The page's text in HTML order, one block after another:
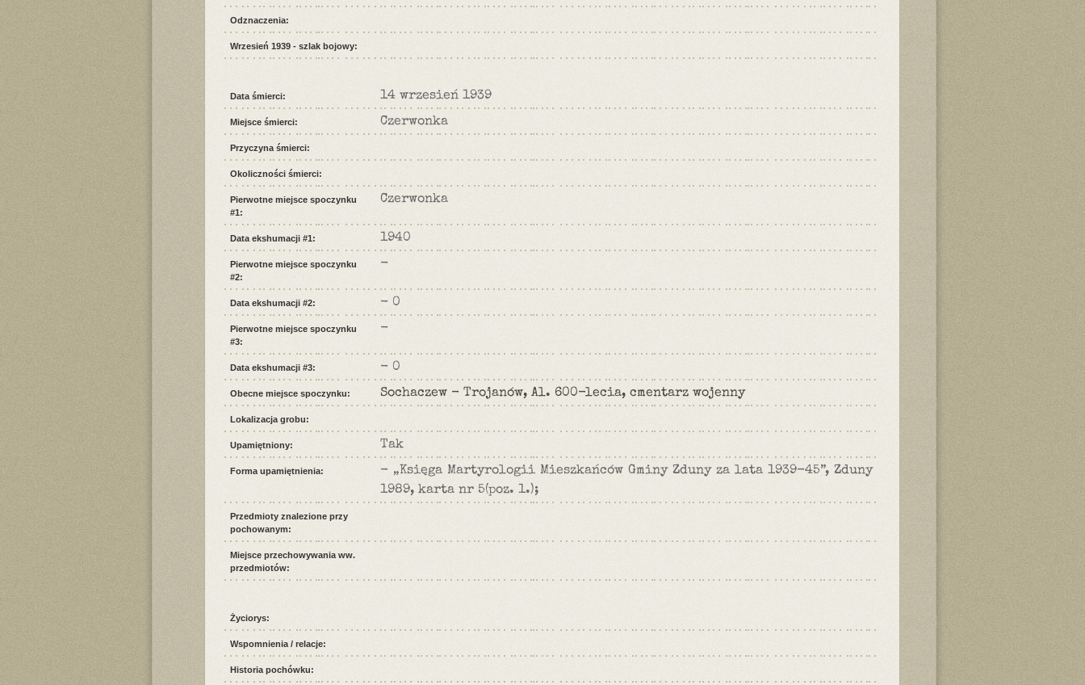
Odznaczenia:
Wrzesień 1939 - szlak bojowy:
Data śmierci: 14 wrzesień 1939
Miejsce śmierci: Czerwonka
Przyczyna śmierci:
Okoliczności śmierci:
Pierwotne miejsce spoczynku
#1:
Czerwonka
Data ekshumacji #1: 1940
Pierwotne miejsce spoczynku
#2:
-
Data ekshumacji #2: - 0
Pierwotne miejsce spoczynku
#3:
-
Data ekshumacji #3: - 0
Obecne miejsce spoczynku: Sochaczew - Trojanów, Al. 600-lecia, cmentarz wojenny
Lokalizacja grobu:
Upamiętniony: Tak
Forma upamiętnienia:
- „Księga Martyrologii Mieszkańców Gminy Zduny za lata 1939-45”, Zduny
1989, karta nr 5(poz. 1.);
Przedmioty znalezione przy
pochowanym:
Miejsce przechowywania ww.
przedmiotów:
Życiorys:
Wspomnienia / relacje:
Historia pochówku: